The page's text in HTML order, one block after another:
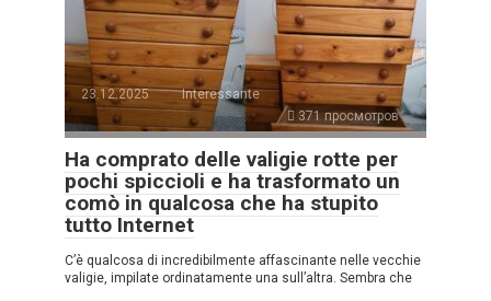
23.12.2025
Interessante
371 просмотров
Ha comprato delle valigie rotte per
pochi spiccioli e ha trasformato un
comò in qualcosa che ha stupito
tutto Internet
C’è qualcosa di incredibilmente affascinante nelle vecchie
valigie, impilate ordinatamente una sull’altra. Sembra che